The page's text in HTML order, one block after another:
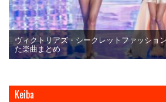
ヴィクトリアズ・シークレットファッショ
た楽曲まとめ
Keiba